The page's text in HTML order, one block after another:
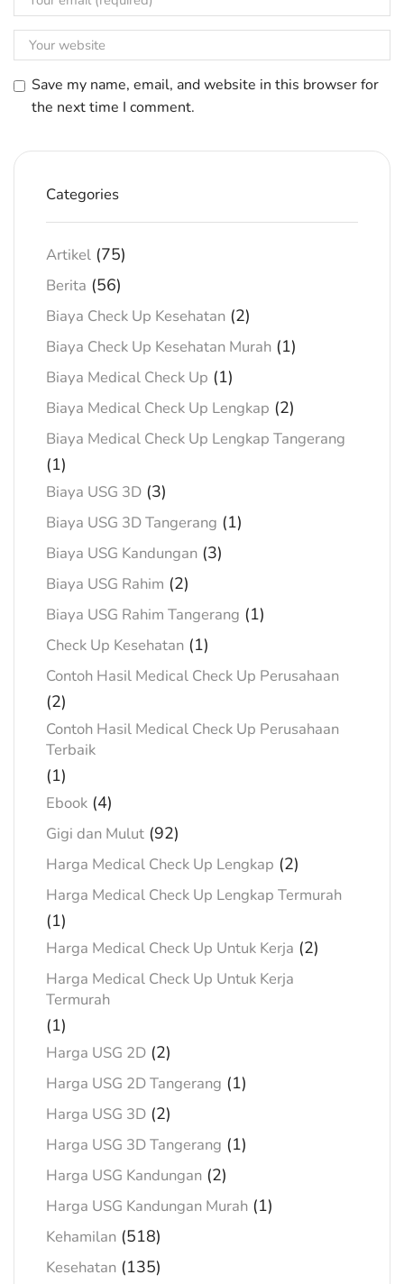
Save my name, email, and website in this browser for
the next time I comment.
Categories
Artikel (75)
Berita (56)
Biaya Check Up Kesehatan (2)
Biaya Check Up Kesehatan Murah (1)
Biaya Medical Check Up (1)
Biaya Medical Check Up Lengkap (2)
Biaya Medical Check Up Lengkap Tangerang
(1)
Biaya USG 3D (3)
Biaya USG 3D Tangerang (1)
Biaya USG Kandungan (3)
Biaya USG Rahim (2)
Biaya USG Rahim Tangerang (1)
Check Up Kesehatan (1)
Contoh Hasil Medical Check Up Perusahaan
(2)
Contoh Hasil Medical Check Up Perusahaan
Terbaik
(1)
Ebook (4)
Gigi dan Mulut (92)
Harga Medical Check Up Lengkap (2)
Harga Medical Check Up Lengkap Termurah
(1)
Harga Medical Check Up Untuk Kerja (2)
Harga Medical Check Up Untuk Kerja
Termurah
(1)
Harga USG 2D (2)
Harga USG 2D Tangerang (1)
Harga USG 3D (2)
Harga USG 3D Tangerang (1)
Harga USG Kandungan (2)
Harga USG Kandungan Murah (1)
Kehamilan (518)
Kesehatan (135)